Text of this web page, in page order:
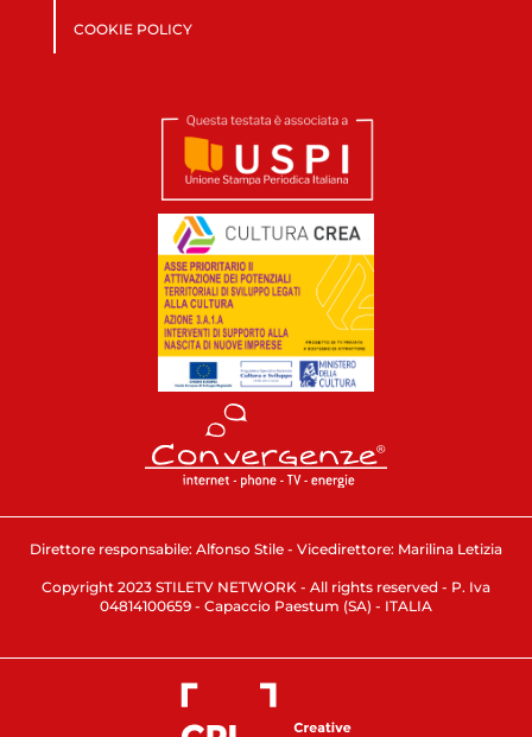
COOKIE POLICY
Direttore responsabile: Alfonso Stile - Vicedirettore: Marilina Letizia
Copyright 2023 STILETV NETWORK - All rights reserved - P. Iva
04814100659 - Capaccio Paestum (SA) - ITALIA